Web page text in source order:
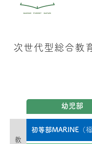
次世代型総合教
教
幼児部
初等部MARINE （